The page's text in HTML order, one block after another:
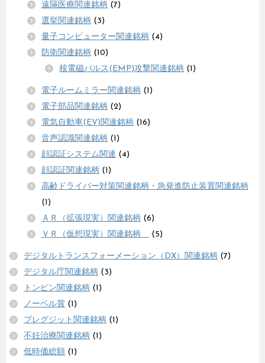
遠隔医療関連銘柄 (7)
選挙関連銘柄 (3)
量子コンピューター関連銘柄 (4)
防衛関連銘柄 (10)
核電磁パルス(EMP)攻撃関連銘柄 (1)
電子ルームミラー関連銘柄 (1)
電子部品関連銘柄 (2)
電気自動車(EV)関連銘柄 (16)
音声認識関連銘柄 (1)
顔認証システム関連 (4)
顔認証関連銘柄 (1)
高齢ドライバー対策関連銘柄・急発進防止装置関連銘柄
(1)
ＡＲ（拡張現実）関連銘柄 (6)
ＶＲ（仮想現実）関連銘柄
(5)
デジタルトランスフォーメーション（DX）関連銘柄 (7)
デジタル庁関連銘柄 (3)
トンピン関連銘柄 (1)
ノーベル賞 (1)
ブレグジット関連銘柄 (1)
不妊治療関連銘柄 (1)
低時価総額 (1)